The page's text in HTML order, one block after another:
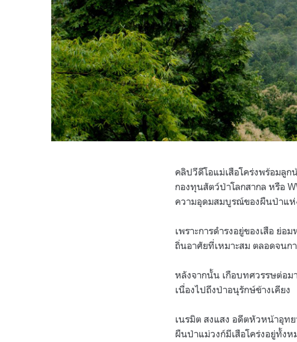
คลิปวีดีโอแม่เสือโคร่งพร้อมลู
กองทุนสัตว์ป่าโลกสากล หรือ
ความอุดมสมบูรณ์ของผืนป่าแ
เพราะการดำรงอยู่ของเสือ ย่
ถิ่นอาศัยที่เหมาะสม ตลอดจนก
หลังจากนั้น เกือบทศวรรษต่อม
เนื่องไปถึงป่าอนุรักษ์ข้างเคียง
เนรมิต สงแสง อดีตหัวหน้าอุท
ผืนป่าแม่วงก์มีเสือโคร่งอยู่ทั้ง